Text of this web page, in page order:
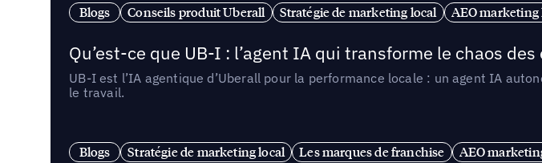
Blogs Conseils produit Uberall Stratégie de marketing local AEO marketing
Qu’est-ce que UB-I : l’agent IA qui transforme le chaos
UB-I est l’IA agentique d’Uberall pour la performance locale : un agent IA
le travail.
Blogs Stratégie de marketing local Les marques de franchise AEO